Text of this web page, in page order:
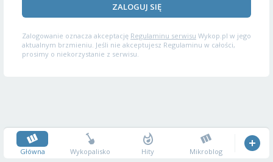
ZALOGUJ SIĘ
Zalogowanie oznacza akceptację Regulaminu serwisu Wykop.pl w jego
aktualnym brzmieniu. Jeśli nie akceptujesz Regulaminu w całości,
prosimy o niekorzystanie z serwisu.
Główna Wykopalisko Hity Mikroblog